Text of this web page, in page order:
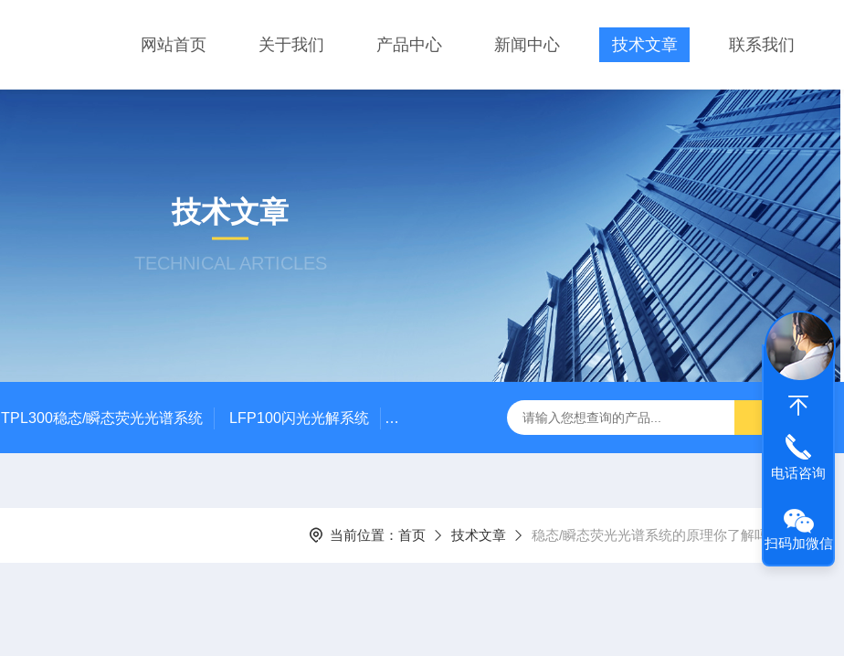
网站首页 关于我们 产品中心 新闻中心 技术文章 联系我们
技术文章
TECHNICAL ARTICLES
TPL300稳态/瞬态荧光光谱系统 LFP100闪光光解系统 THZ100超快时间分辨太赫兹光谱系统 FLIM300多功能激光扫描
当前位置： 首页 技术文章 稳态/瞬态荧光光谱系统的原理你了解吗？
电话咨询
扫码加微信